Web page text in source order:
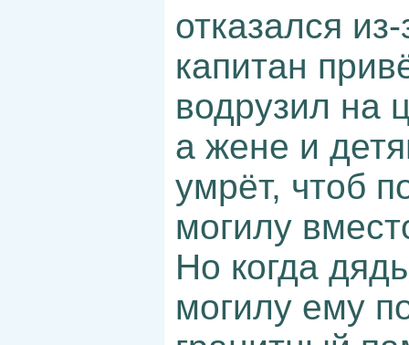
отказался
капитан
водрузил на
а жене и
умрёт, чтоб
могилу
Но когда
могилу ему